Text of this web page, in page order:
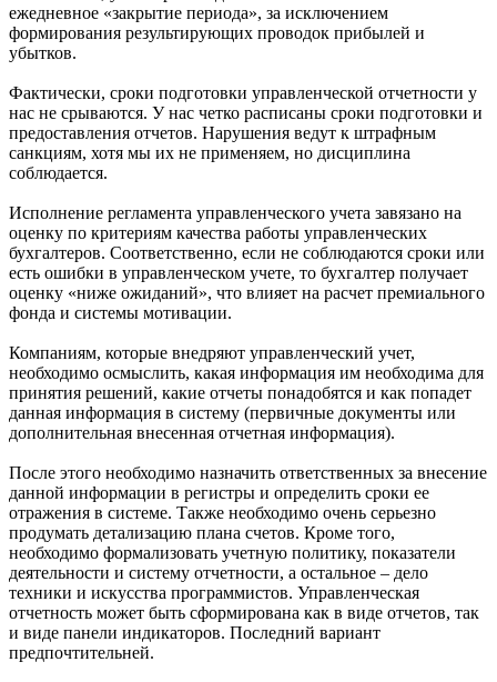
ежедневное «закрытие периода», за исключением
формирования результирующих проводок прибылей и
убытков.
Фактически, сроки подготовки управленческой отчетности у
нас не срываются. У нас четко расписаны сроки подготовки и
предоставления отчетов. Нарушения ведут к штрафным
санкциям, хотя мы их не применяем, но дисциплина
соблюдается.
Исполнение регламента управленческого учета завязано на
оценку по критериям качества работы управленческих
бухгалтеров. Соответственно, если не соблюдаются сроки или
есть ошибки в управленческом учете, то бухгалтер получает
оценку «ниже ожиданий», что влияет на расчет премиального
фонда и системы мотивации.
Компаниям, которые внедряют управленческий учет,
необходимо осмыслить, какая информация им необходима для
принятия решений, какие отчеты понадобятся и как попадет
данная информация в систему (первичные документы или
дополнительная внесенная отчетная информация).
После этого необходимо назначить ответственных за внесение
данной информации в регистры и определить сроки ее
отражения в системе. Также необходимо очень серьезно
продумать детализацию плана счетов. Кроме того,
необходимо формализовать учетную политику, показатели
деятельности и систему отчетности, а остальное – дело
техники и искусства программистов. Управленческая
отчетность может быть сформирована как в виде отчетов, так
и виде панели индикаторов. Последний вариант
предпочтительней.